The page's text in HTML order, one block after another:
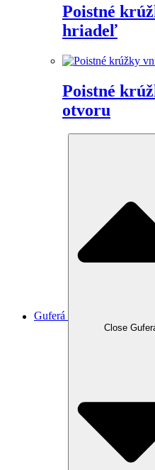
Poistné
hriadeľ
Poistné
otvoru
Guferá
Close